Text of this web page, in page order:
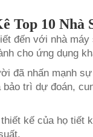
Top 10 Nhà
đến với nhà máy
cho ứng dụng
đã nhấn mạnh
trì dự đoán,
kế của họ tiết